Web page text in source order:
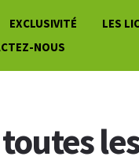
EXCLUSIVITÉ LES
NOUS